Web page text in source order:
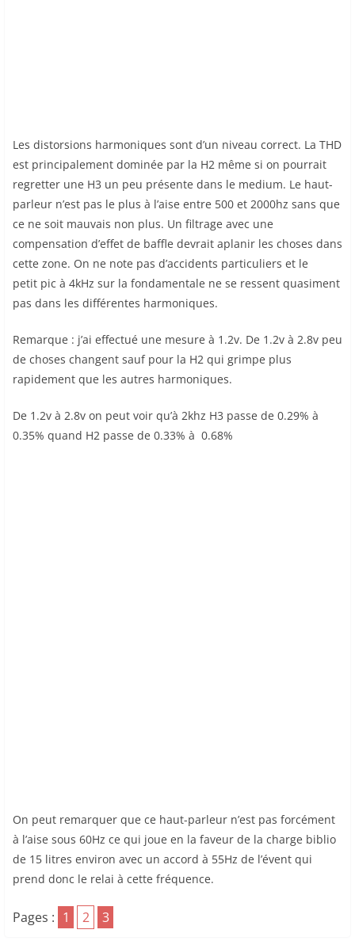
Les distorsions harmoniques sont d’un niveau correct. La THD
est principalement dominée par la H2 même si on pourrait
regretter une H3 un peu présente dans le medium. Le haut-
parleur n’est pas le plus à l’aise entre 500 et 2000hz sans que
ce ne soit mauvais non plus. Un filtrage avec une
compensation d’effet de baffle devrait aplanir les choses dans
cette zone. On ne note pas d’accidents particuliers et le
petit pic à 4kHz sur la fondamentale ne se ressent quasiment
pas dans les différentes harmoniques.
Remarque : j’ai effectué une mesure à 1.2v. De 1.2v à 2.8v peu
de choses changent sauf pour la H2 qui grimpe plus
rapidement que les autres harmoniques.
De 1.2v à 2.8v on peut voir qu’à 2khz H3 passe de 0.29% à
0.35% quand H2 passe de 0.33% à 0.68%
On peut remarquer que ce haut-parleur n’est pas forcément
à l’aise sous 60Hz ce qui joue en la faveur de la charge biblio
de 15 litres environ avec un accord à 55Hz de l’évent qui
prend donc le relai à cette fréquence.
Pages : 1 2 3